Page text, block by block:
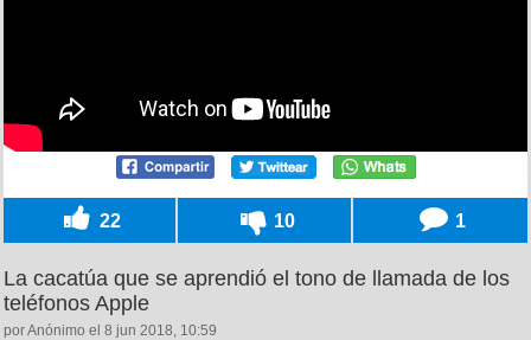
22 10 1
La cacatúa que se aprendió el tono de llamada de los
teléfonos Apple
por Anónimo el 8 jun 2018, 10:59